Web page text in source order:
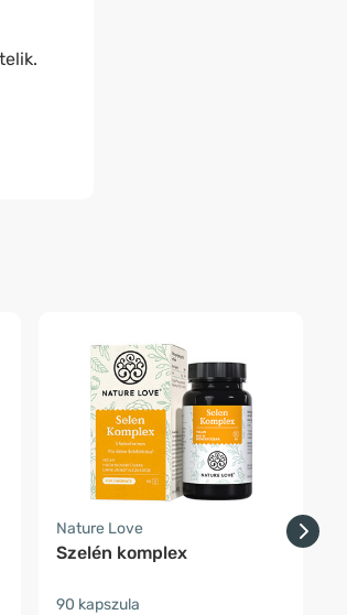
Nature Love
Szelén komplex
90 kapszula